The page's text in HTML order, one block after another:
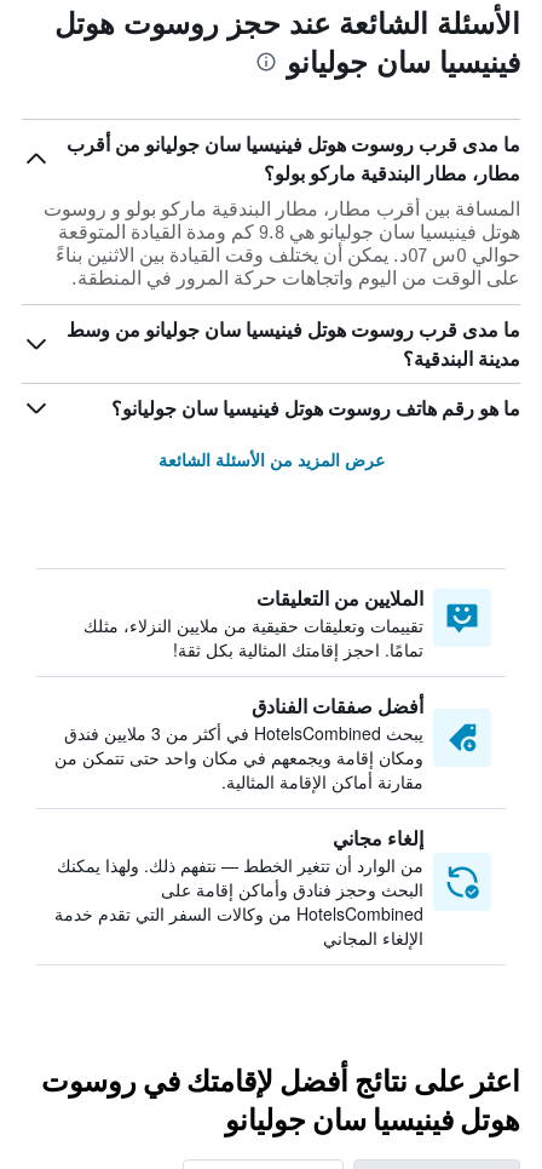
الأسئلة الشائعة عند حجز روسوت هوتل
فينيسيا سان جوليانو
ما مدى قرب روسوت هوتل فينيسيا سان جوليانو من أقرب
مطار، مطار البندقية ماركو بولو؟
المسافة بين أقرب مطار، مطار البندقية ماركو بولو و روسوت
هوتل فينيسيا سان جوليانو هي 9.8 كم ومدة القيادة المتوقعة
حوالي 0س 07د. يمكن أن يختلف وقت القيادة بين الاثنين بناءً
على الوقت من اليوم واتجاهات حركة المرور في المنطقة.
ما مدى قرب روسوت هوتل فينيسيا سان جوليانو من وسط
مدينة البندقية؟
ما هو رقم هاتف روسوت هوتل فينيسيا سان جوليانو؟
عرض المزيد من الأسئلة الشائعة
الملايين من التعليقات
تقييمات وتعليقات حقيقية من ملايين النزلاء، مثلك
تمامًا. احجز إقامتك المثالية بكل ثقة!
أفضل صفقات الفنادق
يبحث HotelsCombined في أكثر من 3 ملايين فندق
ومكان إقامة ويجمعهم في مكان واحد حتى تتمكن من
مقارنة أماكن الإقامة المثالية.
إلغاء مجاني
من الوارد أن تتغير الخطط — نتفهم ذلك. ولهذا يمكنك
البحث وحجز فنادق وأماكن إقامة على
HotelsCombined من وكالات السفر التي تقدم خدمة
الإلغاء المجاني
اعثر على نتائج أفضل لإقامتك في روسوت
هوتل فينيسيا سان جوليانو